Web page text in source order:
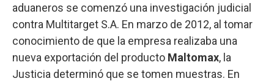
aduaneros se comenzó una investigación judicial
contra Multitarget S.A. En marzo de 2012, al tomar
conocimiento de que la empresa realizaba una
nueva exportación del producto Maltomax, la
Justicia determinó que se tomen muestras. En